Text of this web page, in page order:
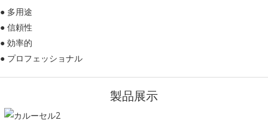
● 多用途
● 信頼性
● 効率的
● プロフェッショナル
製品展示